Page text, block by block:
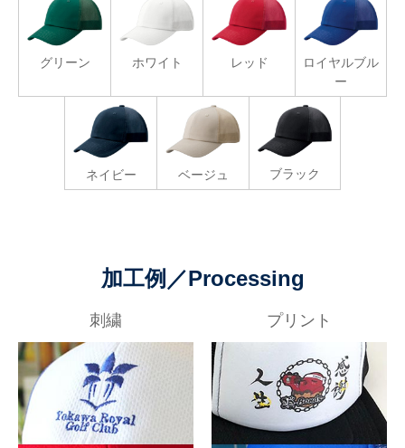
グリーン ホワイト レッド
ロイヤルブル
ー
ネイビー ベージュ ブラック
加工例 ／Processing
刺繍 プリント